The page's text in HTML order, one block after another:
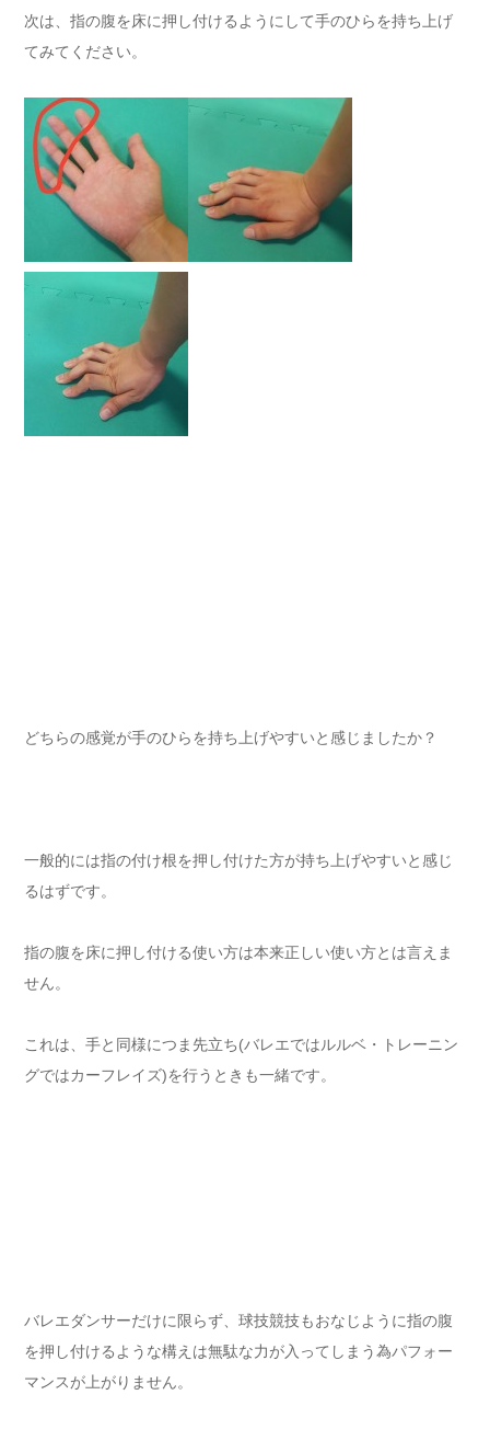
次は、指の腹を床に押し付けるようにして手のひらを持ち上げ
てみてください。
どちらの感覚が手のひらを持ち上げやすいと感じましたか？
一般的には指の付け根を押し付けた方が持ち上げやすいと感じ
るはずです。
指の腹を床に押し付ける使い方は本来正しい使い方とは言えま
せん。
これは、手と同様につま先立ち(バレエではルルベ・トレーニン
グではカーフレイズ)を行うときも一緒です。
バレエダンサーだけに限らず、球技競技もおなじように指の腹
を押し付けるような構えは無駄な力が入ってしまう為パフォー
マンスが上がりません。